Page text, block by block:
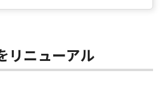
リニューアル